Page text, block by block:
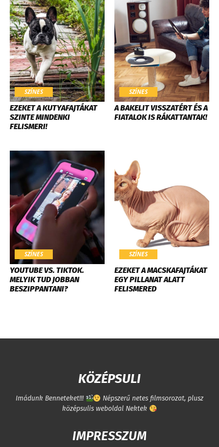
SZÍNES
EZEKET A KUTYAFAJTÁKAT
SZINTE MINDENKI
FELISMERI!
SZÍNES
A BAKELIT VISSZATÉRT ÉS A
FIATALOK IS RÁKATTANTAK!
SZÍNES
YOUTUBE VS. TIKTOK.
MELYIK TUD JOBBAN
BESZIPPANTANI?
SZÍNES
EZEKET A MACSKAFAJTÁKAT
EGY PILLANAT ALATT
FELISMERED
KÖZÉPSULI
Imádunk Benneteket!!!
Népszerű netes filmsorozat, plusz
középsulis weboldal Nektek
IMPRESSZUM